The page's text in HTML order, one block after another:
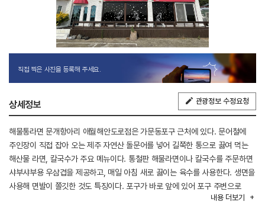
직접 찍은 사진을 등록해 주세요.
상세정보 관광정보 수정요청
해물통라면 문개항아리 애월해안도로점은 가문동포구 근처에 있다. 문어철에
주인장이 직접 잡아 오는 제주 자연산 돌문어를 넣어 길쭉한 통으로 끓여 먹는
해산물 라면, 칼국수가 주요 메뉴이다. 통철판 해물라면이나 칼국수를 주문하면
샤부샤부용 우삼겹을 제공하고, 매일 아침 새로 끓이는 육수를 사용한다. 생면을
사용해 면발이 쫄깃한 것도 특징이다. 포구가 바로 앞에 있어 포구 주변으로
주차가 여유롭다. 주변 여행지로 구엄리 돌염전, 수산봉 등이 있다.내용 더보기